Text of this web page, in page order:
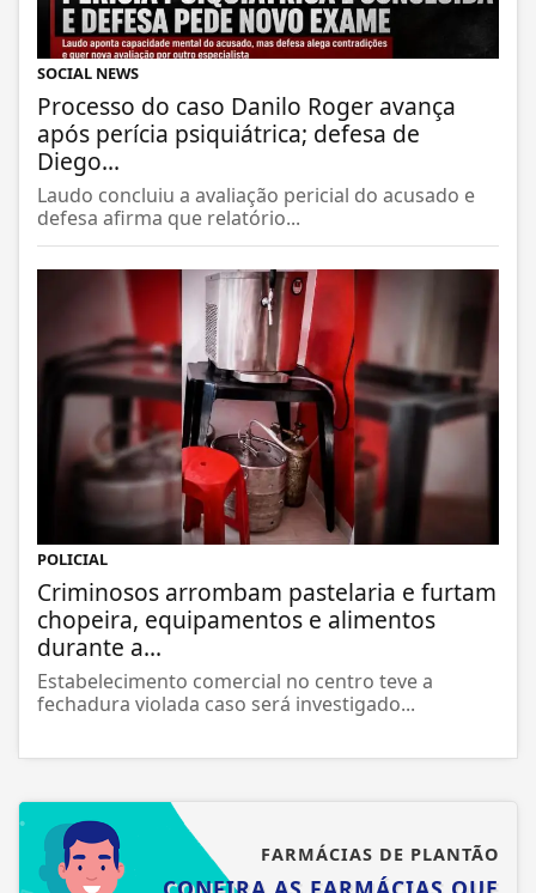
SOCIAL NEWS
Processo do caso Danilo Roger avança
após perícia psiquiátrica; defesa de
Diego...
Laudo concluiu a avaliação pericial do acusado e
defesa afirma que relatório...
POLICIAL
Criminosos arrombam pastelaria e furtam
chopeira, equipamentos e alimentos
durante a...
Estabelecimento comercial no centro teve a
fechadura violada caso será investigado...
FARMÁCIAS DE PLANTÃO